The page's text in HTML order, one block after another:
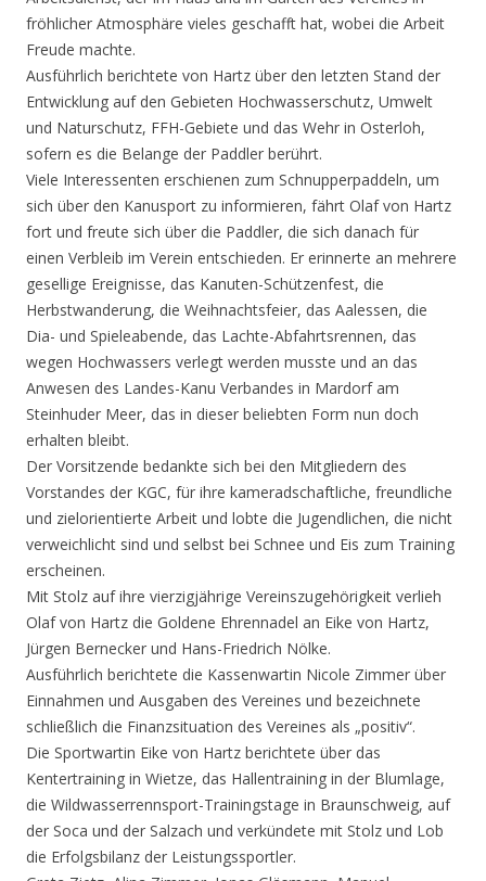
fröhlicher Atmosphäre vieles geschafft hat, wobei die Arbeit
Freude machte.
Ausführlich berichtete von Hartz über den letzten Stand der
Entwicklung auf den Gebieten Hochwasserschutz, Umwelt
und Naturschutz, FFH-Gebiete und das Wehr in Osterloh,
sofern es die Belange der Paddler berührt.
Viele Interessenten erschienen zum Schnupperpaddeln, um
sich über den Kanusport zu informieren, fährt Olaf von Hartz
fort und freute sich über die Paddler, die sich danach für
einen Verbleib im Verein entschieden. Er erinnerte an mehrere
gesellige Ereignisse, das Kanuten-Schützenfest, die
Herbstwanderung, die Weihnachtsfeier, das Aalessen, die
Dia- und Spieleabende, das Lachte-Abfahrtsrennen, das
wegen Hochwassers verlegt werden musste und an das
Anwesen des Landes-Kanu Verbandes in Mardorf am
Steinhuder Meer, das in dieser beliebten Form nun doch
erhalten bleibt.
Der Vorsitzende bedankte sich bei den Mitgliedern des
Vorstandes der KGC, für ihre kameradschaftliche, freundliche
und zielorientierte Arbeit und lobte die Jugendlichen, die nicht
verweichlicht sind und selbst bei Schnee und Eis zum Training
erscheinen.
Mit Stolz auf ihre vierzigjährige Vereinszugehörigkeit verlieh
Olaf von Hartz die Goldene Ehrennadel an Eike von Hartz,
Jürgen Bernecker und Hans-Friedrich Nölke.
Ausführlich berichtete die Kassenwartin Nicole Zimmer über
Einnahmen und Ausgaben des Vereines und bezeichnete
schließlich die Finanzsituation des Vereines als „positiv“.
Die Sportwartin Eike von Hartz berichtete über das
Kentertraining in Wietze, das Hallentraining in der Blumlage,
die Wildwasserrennsport-Trainingstage in Braunschweig, auf
der Soca und der Salzach und verkündete mit Stolz und Lob
die Erfolgsbilanz der Leistungssportler.